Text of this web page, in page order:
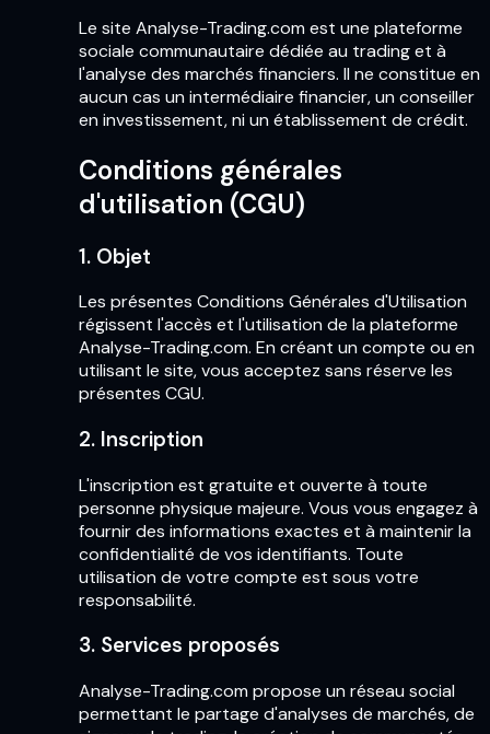
Le site Analyse-Trading.com est une plateforme
sociale communautaire dédiée au trading et à
l'analyse des marchés financiers. Il ne constitue en
aucun cas un intermédiaire financier, un conseiller
en investissement, ni un établissement de crédit.
Conditions générales
d'utilisation (CGU)
1. Objet
Les présentes Conditions Générales d'Utilisation
régissent l'accès et l'utilisation de la plateforme
Analyse-Trading.com. En créant un compte ou en
utilisant le site, vous acceptez sans réserve les
présentes CGU.
2. Inscription
L'inscription est gratuite et ouverte à toute
personne physique majeure. Vous vous engagez à
fournir des informations exactes et à maintenir la
confidentialité de vos identifiants. Toute
utilisation de votre compte est sous votre
responsabilité.
3. Services proposés
Analyse-Trading.com propose un réseau social
permettant le partage d'analyses de marchés, de